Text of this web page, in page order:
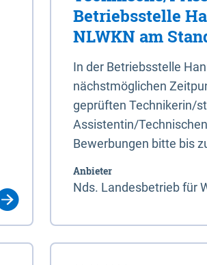
Betriebsstelle
NLWKN am
In der Betriebsstelle
nächstmöglichen
geprüften Technikerin/
Assistentin/
Bewerbungen bitte bis
Anbieter
Nds. Landesbetrieb für